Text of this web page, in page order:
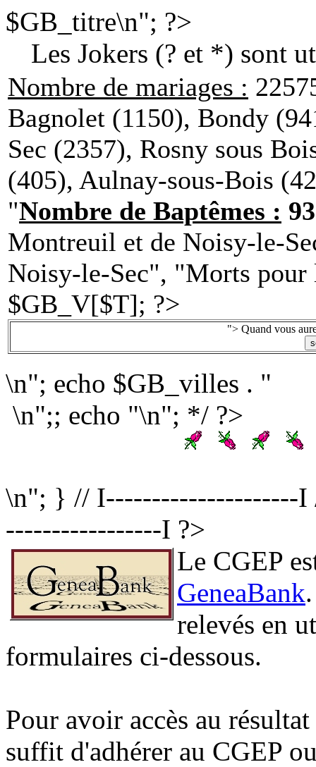
$GB_titre\n"; ?>
Les Jokers (? et *) sont
Nombre de mariages :
Bagnolet (1150), Bondy
Sec (2357), Rosny sous
(405), Aulnay-sous-Bois
"Nombre de Baptêmes :
Montreuil et de Noisy-le-
Noisy-le-Sec", "Morts
$GB_V[$T]; ?>
"> Quand vous
\n"; echo $GB_villes . "
\n";; echo "\n"; */ ?>
\n"; } // I---------------------I
-----------------I ?>
Le CGEP
GeneaBank
relevés en
formulaires ci-dessous.
Pour avoir accès au
suffit d'adhérer au CGEP